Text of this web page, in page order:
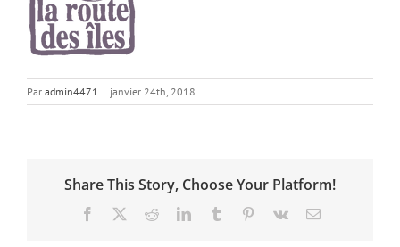
Par admin4471 | janvier 24th, 2018
Share This Story, Choose Your Platform!
Facebook RedditLinkedInTumblr Pinterest
Vk Email